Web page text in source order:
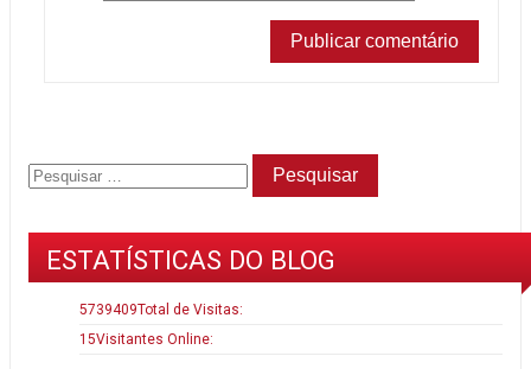
ESTATÍSTICAS DO BLOG
5739409Total de Visitas:
15Visitantes Online: